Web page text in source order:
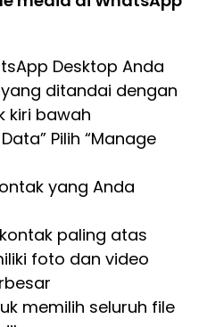
Desktop Anda
yang ditandai dengan
kiri bawah
Pilih “Manage
yang Anda
paling atas
foto dan video
memilih seluruh file